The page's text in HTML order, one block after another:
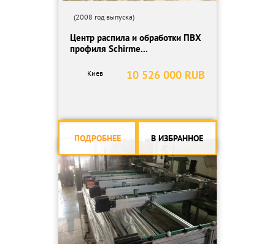
(2008 год выпуска)
Центр распила и обработки ПВХ
профиля Schirme...
10 526 000 RUB
Киев
ПОДРОБНЕЕ В ИЗБРАННОЕ